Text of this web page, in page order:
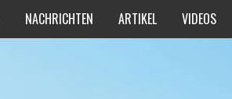
NACHRICHTEN ARTIKEL VIDEOS